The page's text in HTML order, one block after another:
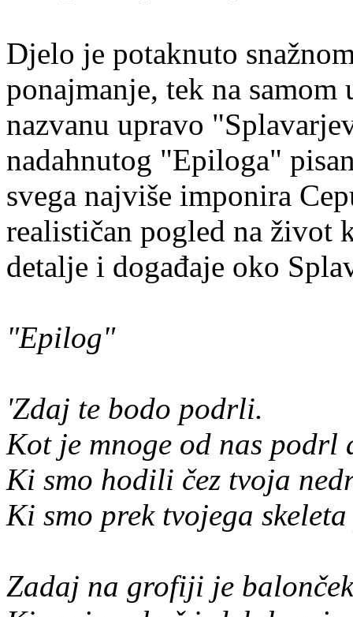
Djelo je potaknuto
ponajmanje, tek na
nazvanu upravo
nadahnutog "Epiloga"
svega najviše imponira
realističan pogled na život
detalje i događaje oko
"Epilog"
'Zdaj te bodo podrli.
Kot je mnoge od nas podrl
Ki smo hodili čez tvoja
Ki smo prek tvojega
Zadaj na grofiji je